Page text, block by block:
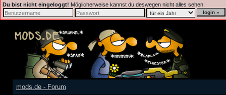
Du bist nicht eingeloggt! Möglicherweise kannst du deswegen nicht alles sehen.
mods.de - Forum